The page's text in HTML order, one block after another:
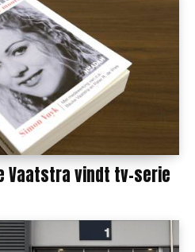
Vaatstra vindt tv-serie